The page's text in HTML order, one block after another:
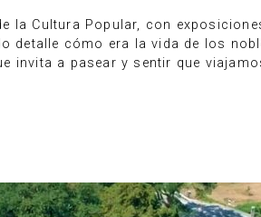
la Cultura Popular, con
cómo era la vida de los
invita a pasear y sentir que